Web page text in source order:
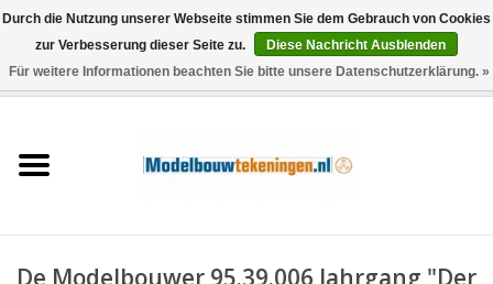
0 Artikel - €0,00
Schiffe
De Modelbouwer 95.39.006 Jahrgang "Der
Durch die Nutzung unserer Webseite stimmen Sie dem Gebrauch von Cookies
zur Verbesserung dieser Seite zu.
Diese Nachricht Ausblenden
Für weitere Informationen beachten Sie bitte unsere Datenschutzerklärung. »